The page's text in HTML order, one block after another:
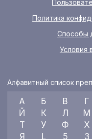
Политика
Способы
Условия
Алфавитный список
А Б В Г
Й
К Л М
Т
У Ф Х
Я
L 5 3